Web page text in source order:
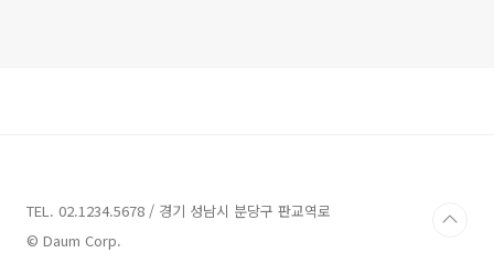
TEL. 02.1234.5678 / 경기 성남시 분당구 판교역로
© Daum Corp.